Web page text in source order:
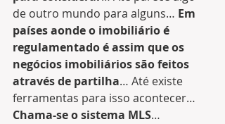
de outro mundo para alguns… Em
países aonde o imobiliário é
regulamentado é assim que os
negócios imobiliários são feitos
através de partilha… Até existe
ferramentas para isso acontecer…
Chama-se o sistema MLS…